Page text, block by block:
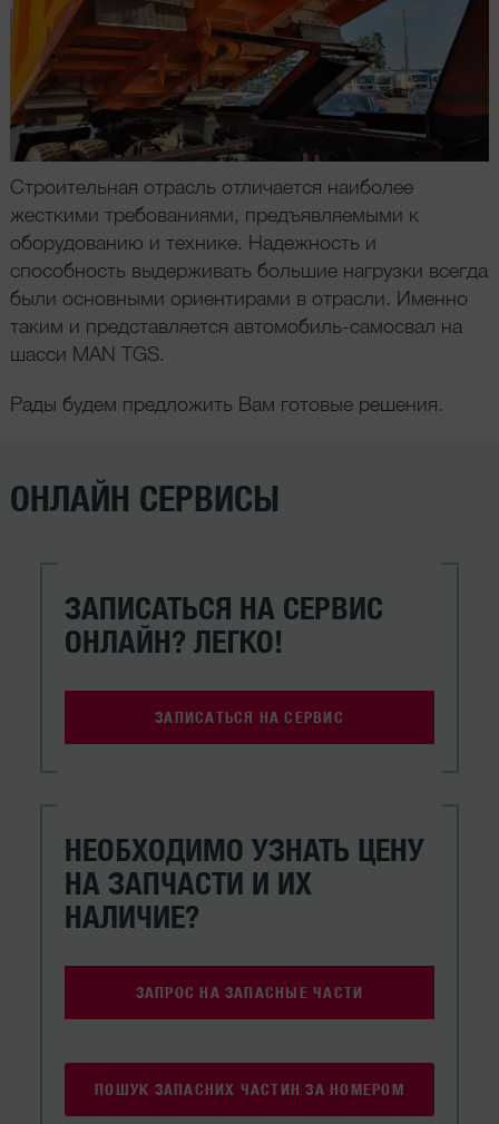
Строительная отрасль отличается наиболее
жесткими требованиями, предъявляемыми к
оборудованию и технике. Надежность и
способность выдерживать большие нагрузки всегда
были основными ориентирами в отрасли. Именно
таким и представляется автомобиль-самосвал на
шасси MAN TGS.
Рады будем предложить Вам готовые решения.
ОНЛАЙН СЕРВИСЫ
ЗАПИСАТЬСЯ НА СЕРВИС
ОНЛАЙН? ЛЕГКО!
ЗАПИСАТЬСЯ НА СЕРВИС
НЕОБХОДИМО УЗНАТЬ ЦЕНУ
НА ЗАПЧАСТИ И ИХ
НАЛИЧИЕ?
ЗАПРОС НА ЗАПАСНЫЕ ЧАСТИ
ПОШУК ЗАПАСНИХ ЧАСТИН ЗА НОМЕРОМ